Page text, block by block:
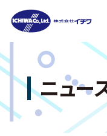
ニュー